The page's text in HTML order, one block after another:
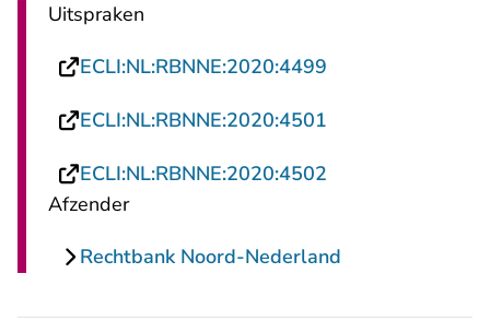
Uitspraken
ECLI:NL:RBNNE:2020:4499
ECLI:NL:RBNNE:2020:4501
ECLI:NL:RBNNE:2020:4502
Afzender
Rechtbank Noord-Nederland